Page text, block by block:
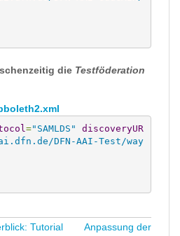
die Testföderation
="SAMLDS"
discoveryUR
DFN-AAI-Test/way
Tutorial Anpassung der